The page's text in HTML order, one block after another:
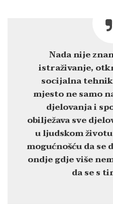
Nada nije
istraživanje,
socijalna
mjesto ne samo
djelovanja i
obilježava sve
u ljudskom
mogućnošću da se
ondje gdje više
da se s